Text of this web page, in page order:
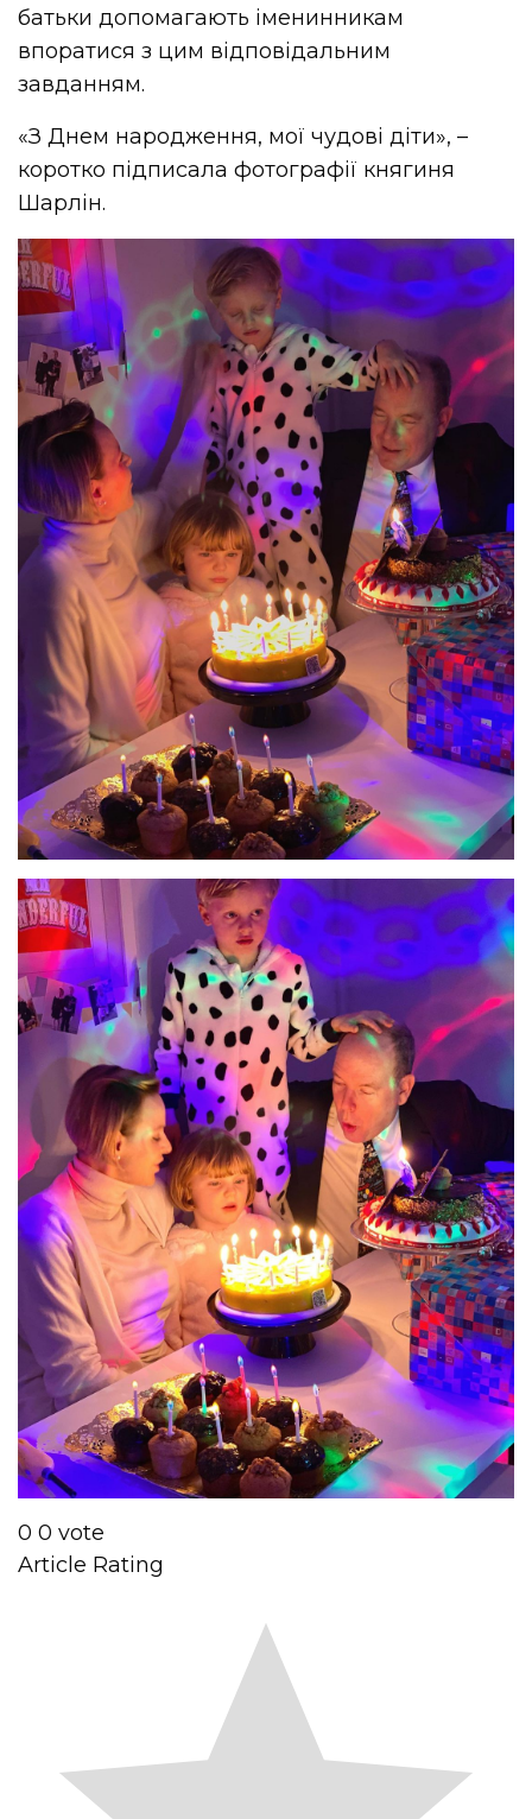
батьки допомагають іменинникам
впоратися з цим відповідальним
завданням.
«З Днем народження, мої чудові діти», –
коротко підписала фотографії княгиня
Шарлін.
0 0 vote
Article Rating